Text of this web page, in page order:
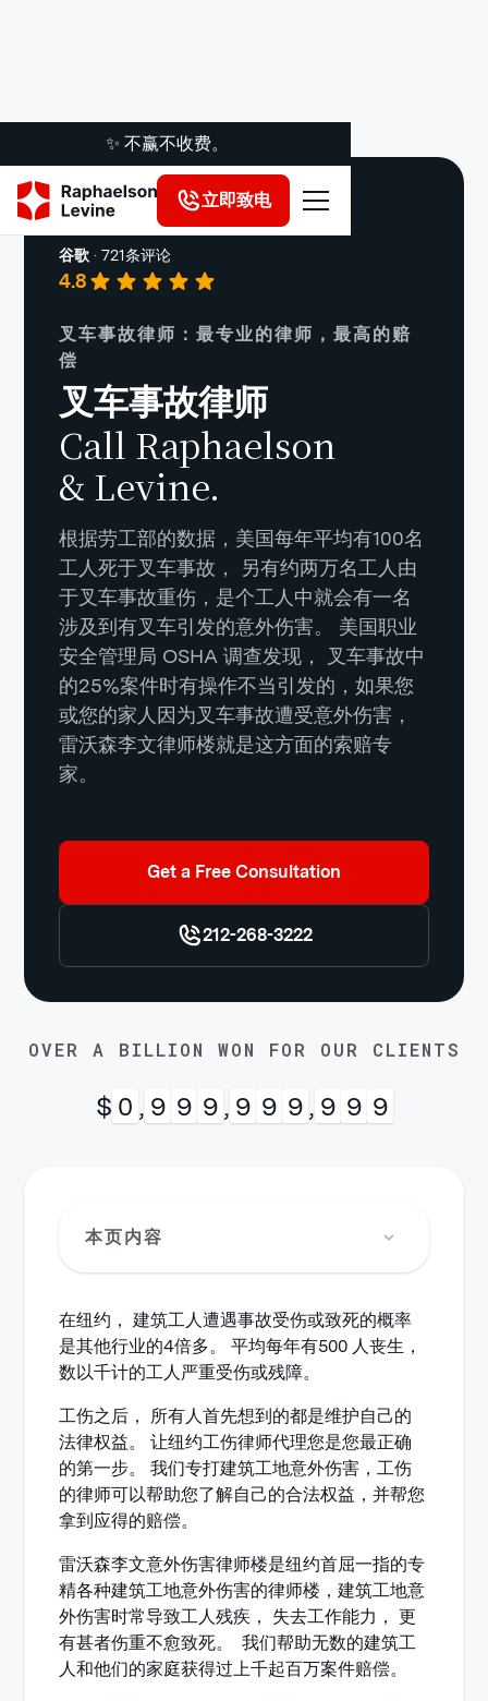
✨ 不赢不收费。
立即致电
建筑事故
谷歌 · 721条评论
4.8
叉车事故律师：最专业的律师，最高的赔
偿
叉车事故律师
Call Raphaelson
& Levine.
根据劳工部的数据，美国每年平均有100名
工人死于叉车事故， 另有约两万名工人由
于叉车事故重伤，是个工人中就会有一名
涉及到有叉车引发的意外伤害。 美国职业
安全管理局 OSHA 调查发现， 叉车事故中
的25%案件时有操作不当引发的，如果您
或您的家人因为叉车事故遭受意外伤害，
雷沃森李文律师楼就是这方面的索赔专
家。
Get a Free Consultation
212-268-3222
OVER A BILLION WON FOR OUR CLIENTS
$ 1 , 0 0 0 , 0 0 0 , 0 0 0
在纽约， 建筑工人遭遇事故受伤或致死的概率
是其他行业的4倍多。 平均每年有500 人丧生，
数以千计的工人严重受伤或残障。
工伤之后， 所有人首先想到的都是维护自己的
法律权益。 让纽约工伤律师代理您是您最正确
的第一步。 我们专打建筑工地意外伤害，工伤
的律师可以帮助您了解自己的合法权益，并帮您
拿到应得的赔偿。
雷沃森李文意外伤害律师楼是纽约首屈一指的专
精各种建筑工地意外伤害的律师楼，建筑工地意
外伤害时常导致工人残疾， 失去工作能力， 更
有甚者伤重不愈致死。 我们帮助无数的建筑工
人和他们的家庭获得过上千起百万案件赔偿。
本页内容